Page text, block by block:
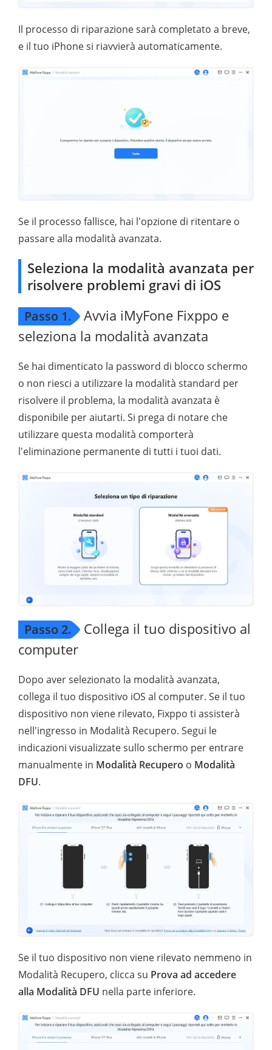
Il processo di riparazione sarà completato a breve,
e il tuo iPhone si riavvierà automaticamente.
Se il processo fallisce, hai l'opzione di ritentare o
passare alla modalità avanzata.
Seleziona la modalità avanzata per
risolvere problemi gravi di iOS
Passo 1.
Avvia iMyFone Fixppo e
seleziona la modalità avanzata
Se hai dimenticato la password di blocco schermo
o non riesci a utilizzare la modalità standard per
risolvere il problema, la modalità avanzata è
disponibile per aiutarti. Si prega di notare che
utilizzare questa modalità comporterà
l'eliminazione permanente di tutti i tuoi dati.
Passo 2.
Collega il tuo dispositivo al
computer
Dopo aver selezionato la modalità avanzata,
collega il tuo dispositivo iOS al computer. Se il tuo
dispositivo non viene rilevato, Fixppo ti assisterà
nell'ingresso in Modalità Recupero. Segui le
indicazioni visualizzate sullo schermo per entrare
manualmente in Modalità Recupero o Modalità
DFU.
Se il tuo dispositivo non viene rilevato nemmeno in
Modalità Recupero, clicca su Prova ad accedere
alla Modalità DFU nella parte inferiore.